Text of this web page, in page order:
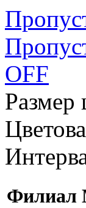
OFF
Размер
Филиал